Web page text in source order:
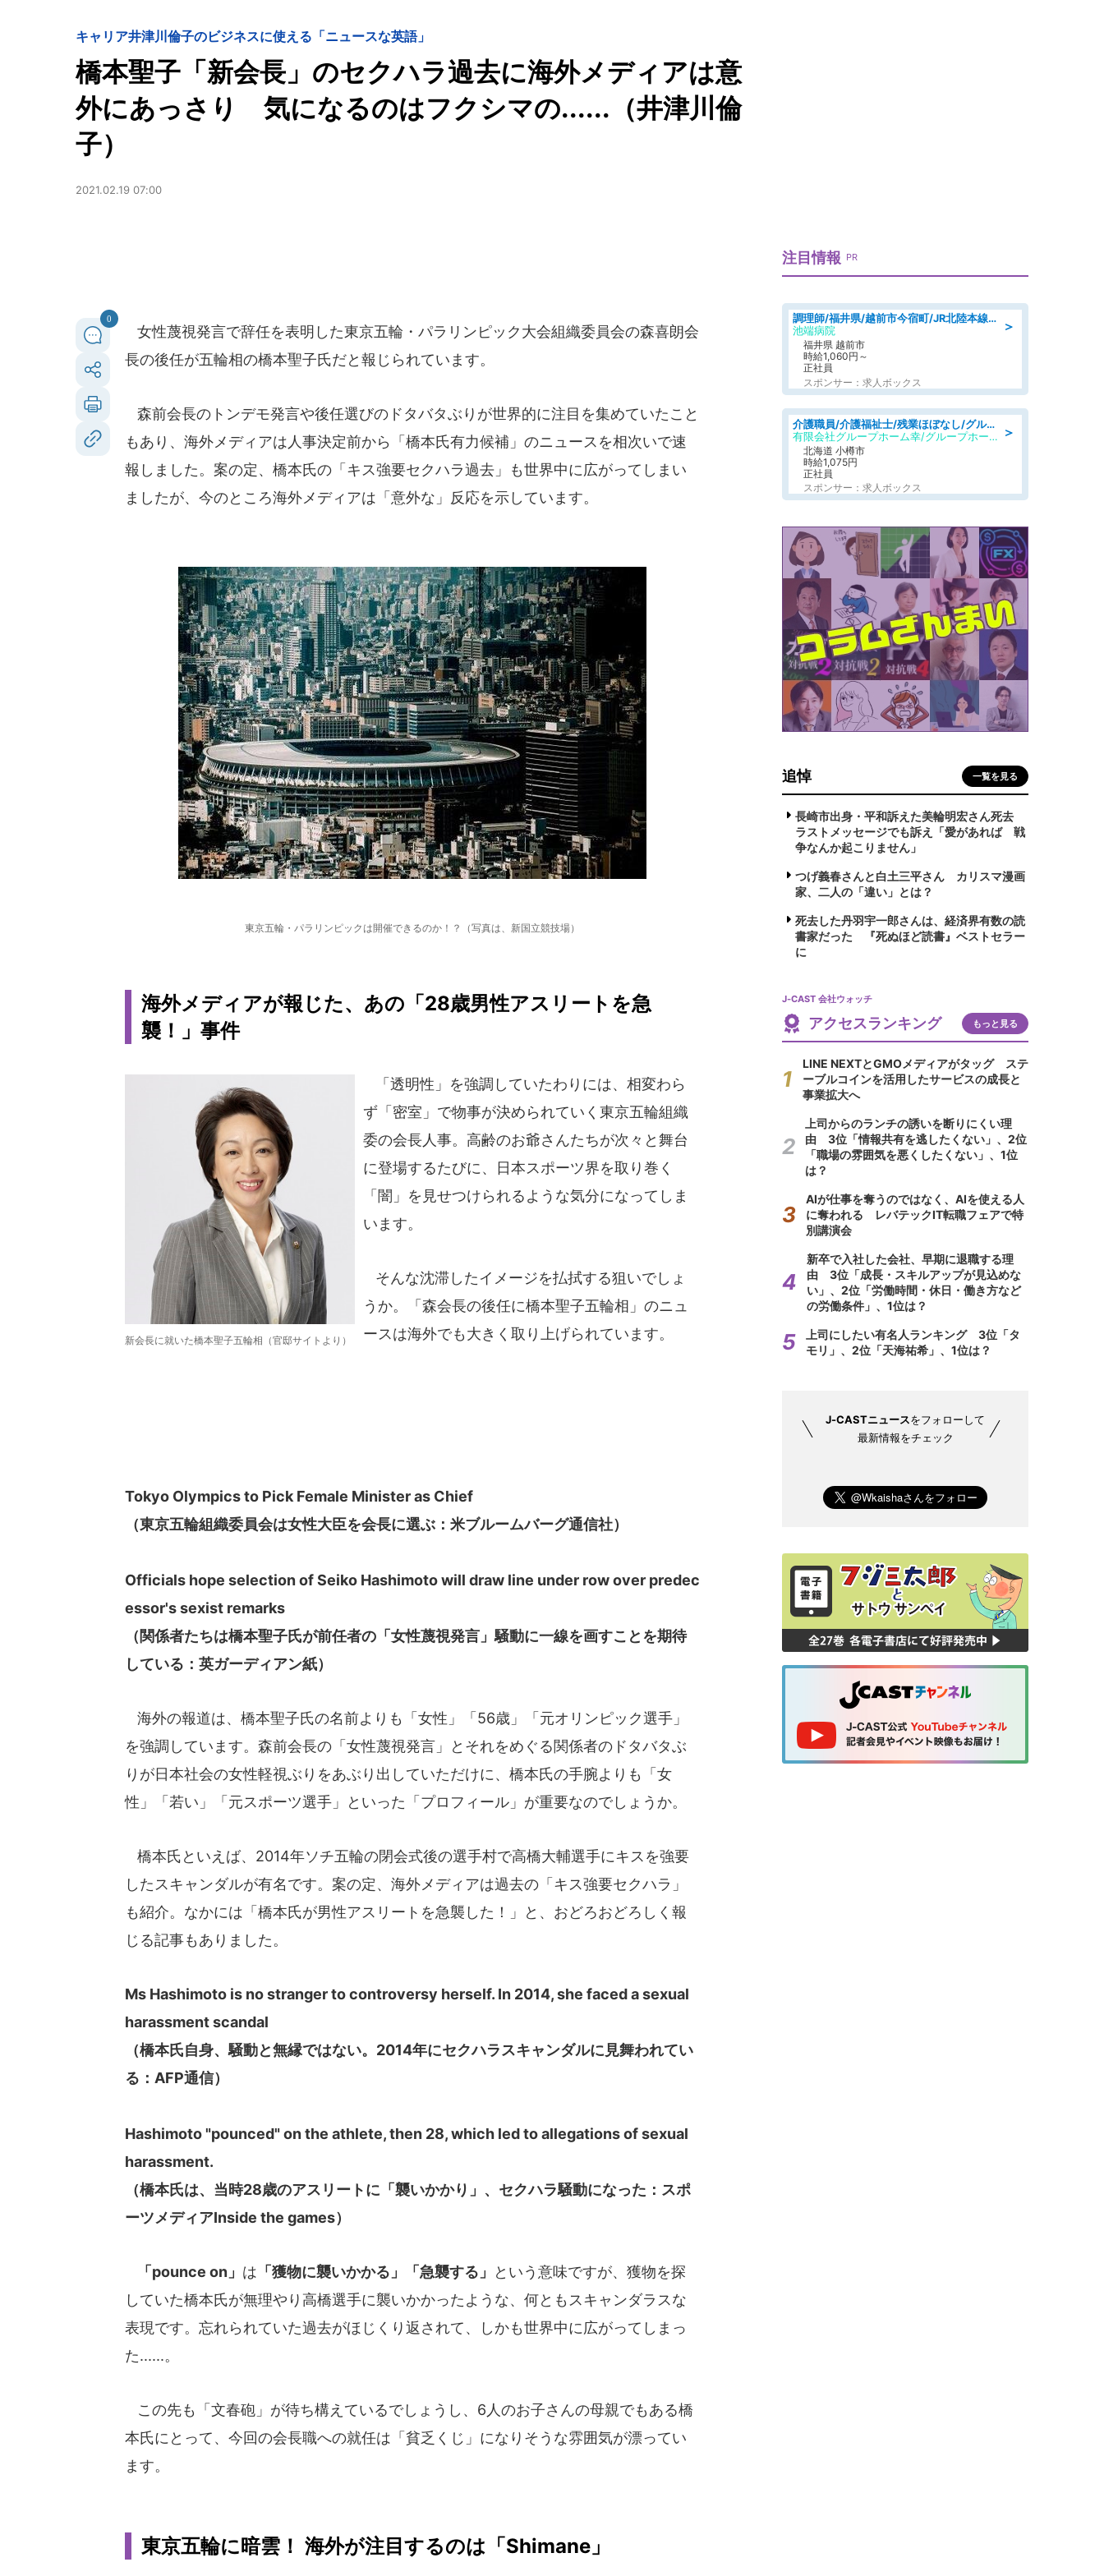
キャリア井津川倫子のビジネスに使える「ニュースな英語」
橋本聖子「新会長」のセクハラ過去に海外メディアは意
外にあっさり 気になるのはフクシマの......（井津川倫
子）
2021.02.19 07:00
0
女性蔑視発言で辞任を表明した東京五輪・パラリンピック大会組織委員会の森喜朗会
長の後任が五輪相の橋本聖子氏だと報じられています。
森前会長のトンデモ発言や後任選びのドタバタぶりが世界的に注目を集めていたこと
もあり、海外メディアは人事決定前から「橋本氏有力候補」のニュースを相次いで速
報しました。案の定、橋本氏の「キス強要セクハラ過去」も世界中に広がってしまい
ましたが、今のところ海外メディアは「意外な」反応を示しています。
東京五輪・パラリンピックは開催できるのか！？（写真は、新国立競技場）
海外メディアが報じた、あの「28歳男性アスリートを急
襲！」事件
新会長に就いた橋本聖子五輪相（官邸サイトより）
「透明性」を強調していたわりには、相変わら
ず「密室」で物事が決められていく東京五輪組織
委の会長人事。高齢のお爺さんたちが次々と舞台
に登場するたびに、日本スポーツ界を取り巻く
「闇」を見せつけられるような気分になってしま
います。
そんな沈滞したイメージを払拭する狙いでしょ
うか。「森会長の後任に橋本聖子五輪相」のニュ
ースは海外でも大きく取り上げられています。
Tokyo Olympics to Pick Female Minister as Chief
（東京五輪組織委員会は女性大臣を会長に選ぶ：米ブルームバーグ通信社）
Officials hope selection of Seiko Hashimoto will draw line under row over predec
essor's sexist remarks
（関係者たちは橋本聖子氏が前任者の「女性蔑視発言」騒動に一線を画すことを期待
している：英ガーディアン紙）
海外の報道は、橋本聖子氏の名前よりも「女性」「56歳」「元オリンピック選手」
を強調しています。森前会長の「女性蔑視発言」とそれをめぐる関係者のドタバタぶ
りが日本社会の女性軽視ぶりをあぶり出していただけに、橋本氏の手腕よりも「女
性」「若い」「元スポーツ選手」といった「プロフィール」が重要なのでしょうか。
橋本氏といえば、2014年ソチ五輪の閉会式後の選手村で高橋大輔選手にキスを強要
したスキャンダルが有名です。案の定、海外メディアは過去の「キス強要セクハラ」
も紹介。なかには「橋本氏が男性アスリートを急襲した！」と、おどろおどろしく報
じる記事もありました。
Ms Hashimoto is no stranger to controversy herself. In 2014, she faced a sexual
harassment scandal
（橋本氏自身、騒動と無縁ではない。2014年にセクハラスキャンダルに見舞われてい
る：AFP通信）
Hashimoto "pounced" on the athlete, then 28, which led to allegations of sexual
harassment.
（橋本氏は、当時28歳のアスリートに「襲いかかり」、セクハラ騒動になった：スポ
ーツメディアInside the games）
「pounce on」 は 「獲物に襲いかかる」「急襲する」
という意味ですが、獲物を探
していた橋本氏が無理やり高橋選手に襲いかかったような、何ともスキャンダラスな
表現です。忘れられていた過去がほじくり返されて、しかも世界中に広がってしまっ
た......。
この先も「文春砲」が待ち構えているでしょうし、6人のお子さんの母親でもある橋
本氏にとって、今回の会長職への就任は「貧乏くじ」になりそうな雰囲気が漂ってい
ます。
東京五輪に暗雲！ 海外が注目するのは「Shimane」
注目情報 PR
＞
調理師/福井県/越前市今宿町/JR北陸本線徒歩7分
池端病院
福井県 越前市
時給1,060円～
正社員
スポンサー：求人ボックス
＞
介護職員/介護福祉士/残業ほぼなし/グループホームの介護職/日勤のみ
有限会社グループホーム幸/グループホーム 幸
北海道 小樽市
時給1,075円
正社員
スポンサー：求人ボックス
追悼 一覧を見る
長崎市出身・平和訴えた美輪明宏さん死去
ラストメッセージでも訴え「愛があれば 戦
争なんか起こりません」
つげ義春さんと白土三平さん カリスマ漫画
家、二人の「違い」とは？
死去した丹羽宇一郎さんは、経済界有数の読
書家だった 『死ぬほど読書』ベストセラー
に
J-CAST 会社ウォッチ
アクセスランキング もっと見る
LINE NEXTとGMOメディアがタッグ ステ
ーブルコインを活用したサービスの成長と
事業拡大へ
上司からのランチの誘いを断りにくい理
由 3位「情報共有を逃したくない」、2位
「職場の雰囲気を悪くしたくない」、1位
は？
AIが仕事を奪うのではなく、AIを使える人
に奪われる レバテックIT転職フェアで特
別講演会
新卒で入社した会社、早期に退職する理
由 3位「成長・スキルアップが見込めな
い」、2位「労働時間・休日・働き方など
の労働条件」、1位は？
上司にしたい有名人ランキング 3位「タ
モリ」、2位「天海祐希」、1位は？
J-CASTニュースをフォローして
最新情報をチェック